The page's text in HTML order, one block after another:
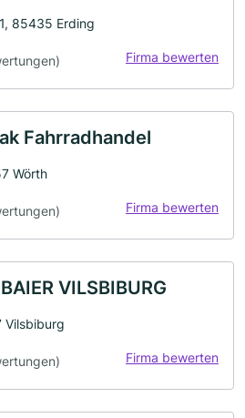
85435 Erding
Firma bewerten
Fahrradhandel
Wörth
Firma bewerten
VILSBIBURG
Vilsbiburg
Firma bewerten